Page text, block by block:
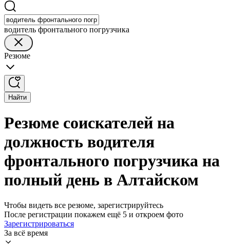
водитель фронтального погрузчика
Резюме
Найти
Резюме соискателей на
должность водителя
фронтального погрузчика на
полный день в Алтайском
Чтобы видеть все резюме, зарегистрируйтесь
После регистрации покажем ещё 5 и откроем фото
Зарегистрироваться
За всё время